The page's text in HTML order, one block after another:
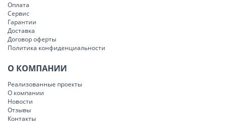
Оплата
Сервис
Гарантии
Доставка
Договор оферты
Политика конфиденциальности
О КОМПАНИИ
Реализованные проекты
О компании
Новости
Отзывы
Контакты